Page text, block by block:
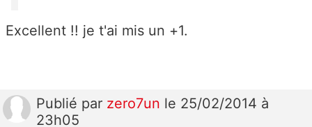
Excellent !! je t'ai mis un +1.
Publié par zero7un le 25/02/2014 à
23h05